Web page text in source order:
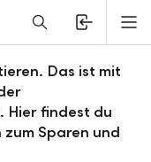
Das ist mit
Hier findest du
Sparen und